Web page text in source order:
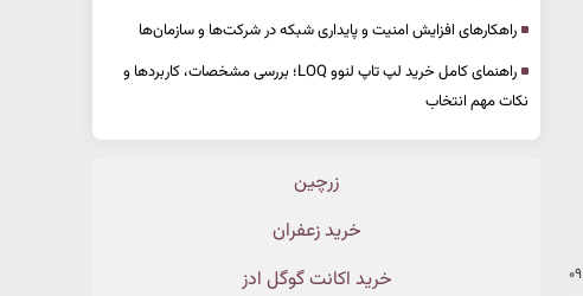
راهکارهای افزایش امنیت و پایداری شبکه در شرکت‌ها و سازمان‌ها
راهنمای کامل خرید لپ تاپ لنوو LOQ؛ بررسی مشخصات، کاربردها و
نکات مهم انتخاب
زرچین
خرید زعفران
خرید اکانت گوگل ادز